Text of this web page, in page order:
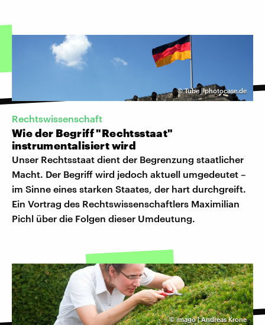
©Tube | photocase.de
Rechtswissenschaft
Wie der Begriff "Rechtsstaat"
instrumentalisiert wird
Unser Rechtsstaat dient der Begrenzung staatlicher
Macht. Der Begriff wird jedoch aktuell umgedeutet –
im Sinne eines starken Staates, der hart durchgreift.
Ein Vortrag des Rechtswissenschaftlers Maximilian
Pichl über die Folgen dieser Umdeutung.
©imago | Andreas Krone